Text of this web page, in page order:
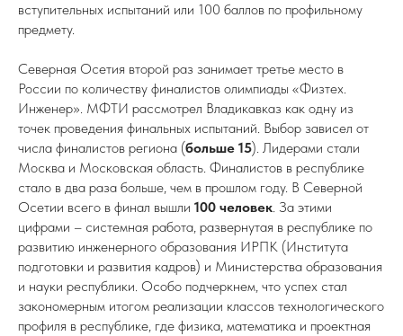
вступительных испытаний или 100 баллов по профильному
предмету.
Северная Осетия второй раз занимает третье место в
России по количеству финалистов олимпиады «Физтех.
Инженер». МФТИ рассмотрел Владикавказ как одну из
точек проведения финальных испытаний. Выбор зависел от
числа финалистов региона (больше 15). Лидерами стали
Москва и Московская область. Финалистов в республике
стало в два раза больше, чем в прошлом году. В Северной
Осетии всего в финал вышли 100 человек. За этими
цифрами – системная работа, развернутая в республике по
развитию инженерного образования ИРПК (Института
подготовки и развития кадров) и Министерства образования
и науки республики. Особо подчеркнем, что успех стал
закономерным итогом реализации классов технологического
профиля в республике, где физика, математика и проектная